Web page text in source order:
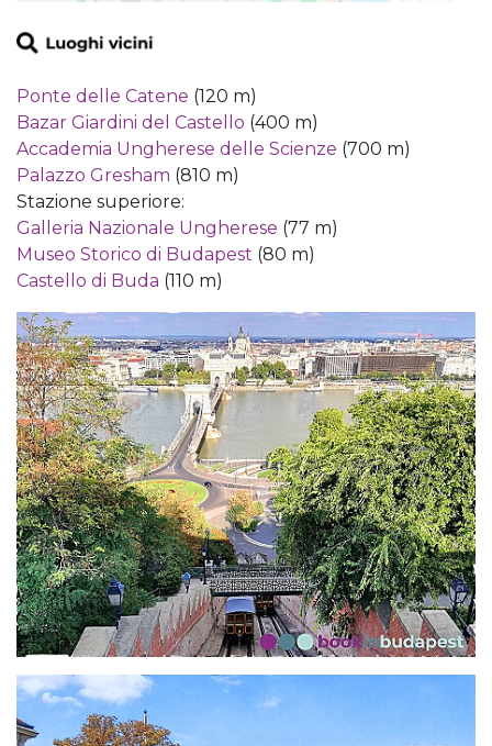
Ponte delle Catene (120 m)
Bazar Giardini del Castello (400 m)
Accademia Ungherese delle Scienze (700 m)
Palazzo Gresham (810 m)
Stazione superiore:
Galleria Nazionale Ungherese (77 m)
Museo Storico di Budapest (80 m)
Castello di Buda (110 m)